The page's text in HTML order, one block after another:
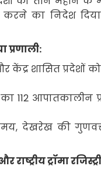
करने का निदेश
प्रणाली:
केंद्र शासित प्रदेशों को
112 आपातकालीन
, देखरेख की
राष्ट्रीय ट्रॉमा